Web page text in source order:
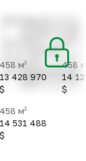
458 м2
13 428 970
$
458 м
14
$
458 м2
14 531 488
$